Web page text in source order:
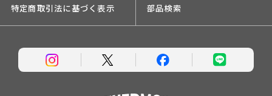
特定商取引法に基づく表示 部品検索